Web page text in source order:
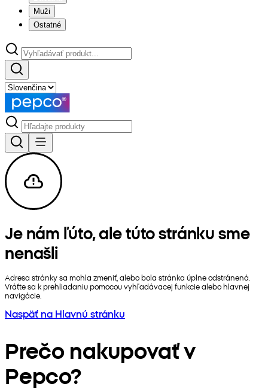
Muži
Ostatné
Je nám ľúto, ale túto stránku sme
nenašli
Adresa stránky sa mohla zmeniť, alebo bola stránka úplne odstránená.
Vráťte sa k prehliadaniu pomocou vyhľadávacej funkcie alebo hlavnej
navigácie.
Naspäť na Hlavnú stránku
Prečo nakupovať v
Pepco?